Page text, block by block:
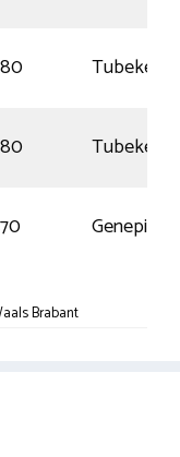
Tubeke
Tubeke
Genepiën
Brabant